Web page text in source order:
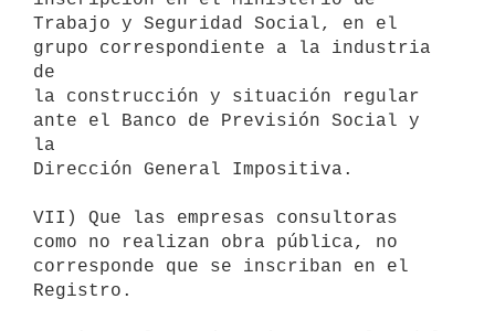
Trabajo y Seguridad Social, en el
grupo correspondiente a la industria
de
la construcción y situación regular
ante el Banco de Previsión Social y
la
Dirección General Impositiva.
VII) Que las empresas consultoras
como no realizan obra pública, no
corresponde que se inscriban en el
Registro.